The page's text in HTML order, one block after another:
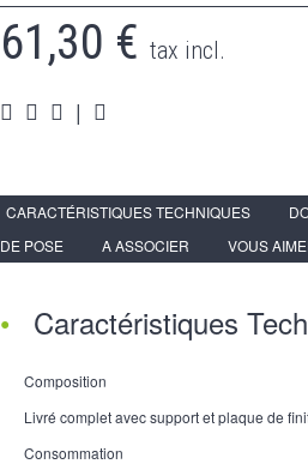
Zubehör
Pièces
Medien
61,30 € tax incl.
|
CARACTÉRISTIQUES TECHNIQUES
DE POSE
A ASSOCIER VOUS
Caractéristiques
Composition
Livré complet avec support et plaque de
Consommation